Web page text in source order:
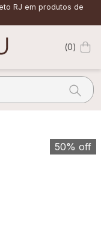
RJ em produtos de
0
50% off